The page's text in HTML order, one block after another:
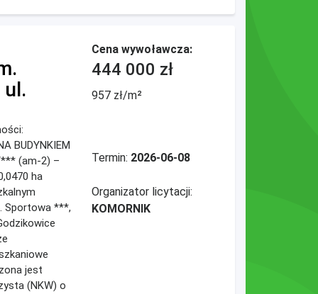
ul.
BUDYNKIEM
*** (am-2) –
ha
Sportowa ***,
jest
(NKW) o
Cena wywoławcza:
444 000 zł
957 zł/m²
Termin: 2026-06-08
Organizator licytacji:
KOMORNIK